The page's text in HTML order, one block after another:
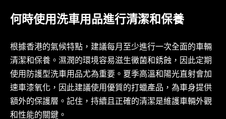
何時使用洗車用品進行清潔和保養
根據香港的氣候特點，建議每月至少進行一次全面的車輛
清潔和保養。濕潤的環境容易滋生黴菌和銹蝕，因此定期
使用防護型洗車用品尤為重要。夏季高溫和陽光直射會加
速車漆氧化，因此建議使用優質的打蠟產品，為車身提供
額外的保護層。記住，持續且正確的清潔是維護車輛外觀
和性能的關鍵。